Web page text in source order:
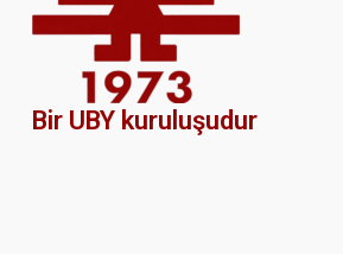
Bir UBY kuruluşudur